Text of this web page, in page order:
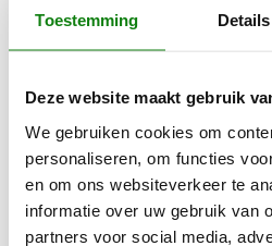
Toestemming Details
Deze website maakt gebruik
We gebruiken cookies om
personaliseren, om functies
en om ons websiteverkeer te
informatie over uw gebruik van
partners voor social media,
Bij storing:06-83139573